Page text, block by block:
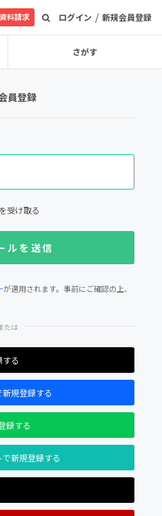
ログイン / 新規会員登録
資料請求
さがす
員登録
受け取る
が適用されます。事前にご確認の上、
る
規登録する
録する
新規登録する